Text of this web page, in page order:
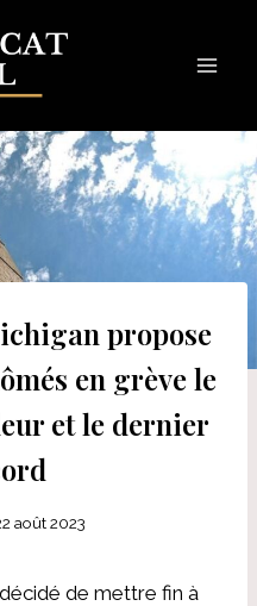
propose
en grève le
et le dernier
août 2023
de mettre fin à